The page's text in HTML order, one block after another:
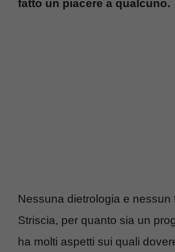
fatto un piacere a qualcuno.
Nessuna dietrologia e nessun
Striscia, per quanto sia un
ha molti aspetti sui quali